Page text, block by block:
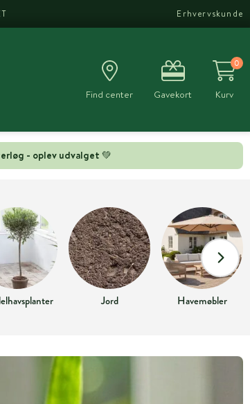
Erhvervskunde
Find center Gavekort
0
Kurv
- oplev udvalget 💚
Jord Havemøbler